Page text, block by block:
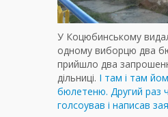
У Коцюбинському
одному виборцю два
прийшло два
дільниці. І там і там
бюлетеню. Другий раз
голсоував і написав